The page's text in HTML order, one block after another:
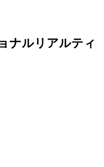
ナルリアルティ